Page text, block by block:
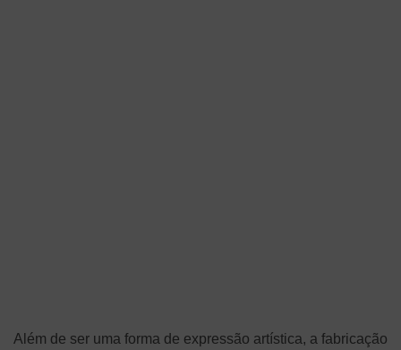
Além de ser uma forma de expressão artística, a fabricação